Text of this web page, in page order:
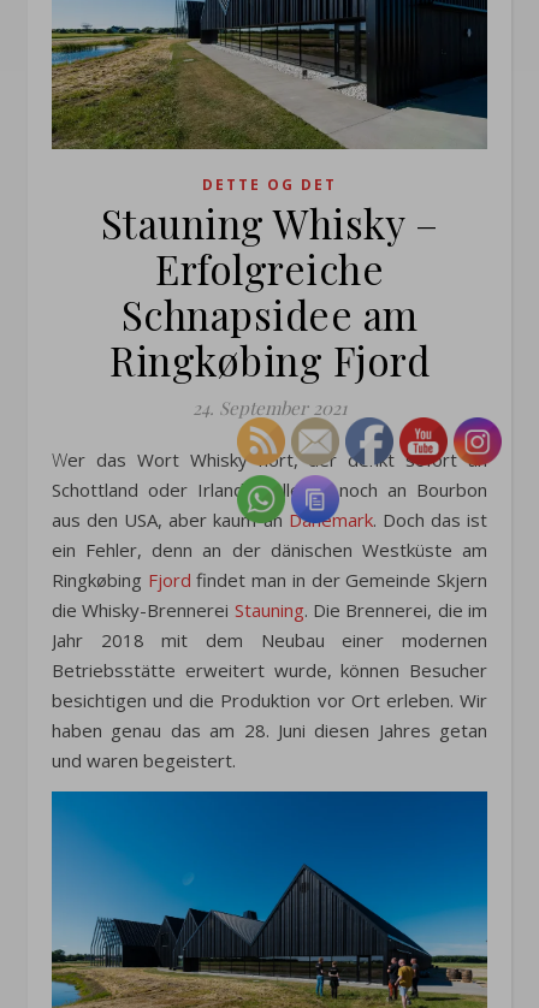
DETTE OG DET
Stauning Whisky –
Erfolgreiche
Schnapsidee am
Ringkøbing Fjord
24. September 2021
Wer das Wort Whisky hört, der denkt sofort an
Schottland oder Irland, vielleicht noch an Bourbon
aus den USA, aber kaum an Dänemark. Doch das ist
ein Fehler, denn an der dänischen Westküste am
Ringkøbing Fjord findet man in der Gemeinde Skjern
die Whisky-Brennerei Stauning. Die Brennerei, die im
Jahr 2018 mit dem Neubau einer modernen
Betriebsstätte erweitert wurde, können Besucher
besichtigen und die Produktion vor Ort erleben. Wir
haben genau das am 28. Juni diesen Jahres getan
und waren begeistert.